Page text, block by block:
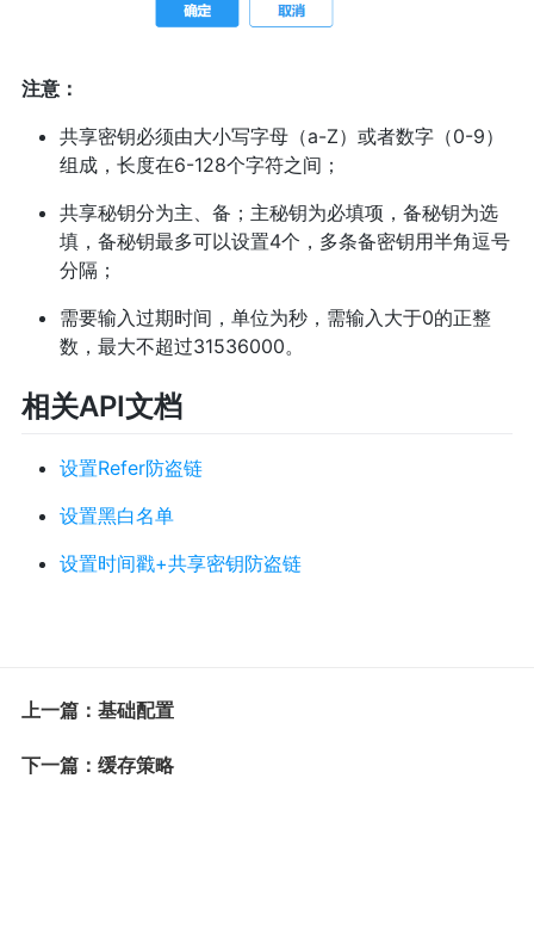
注意：
共享密钥必须由大小写字母（a-Z）或者数字（0-9）
组成，长度在6-128个字符之间；
共享秘钥分为主、备；主秘钥为必填项，备秘钥为选
填，备秘钥最多可以设置4个，多条备密钥用半角逗号
分隔；
需要输入过期时间，单位为秒，需输入大于0的正整
数，最大不超过31536000。
相关API文档
设置Refer防盗链
设置黑白名单
设置时间戳+共享密钥防盗链
上一篇：基础配置
下一篇：缓存策略